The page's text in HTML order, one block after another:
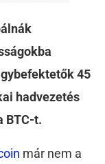
45
hadvezetés
BTC-t.
már nem a